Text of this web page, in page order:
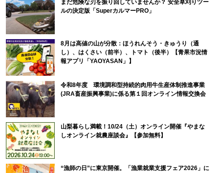
まだ危険な刃を振り回していませんか？ 安全草刈りツー
ルの決定版「SuperカルマーPRO」
8月は高値の山が分散：ほうれんそう・きゅうり（通
し）、はくさい（前半）、トマト（後半）【青果市況情
報アプリ「YAOYASAN」】
令和8年度 環境調和型持続的肉用牛生産体制推進事業
(JRA畜産振興事業)に係る第１回オンライン情報交換会
山梨暮らし満載！10/24（土）オンライン開催『やまな
しオンライン就農座談会』【参加無料】
“漁師の日”に東京開催。「漁業就業支援フェア2026」に